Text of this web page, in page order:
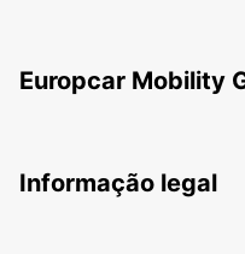
Europcar Mobility
Informação legal